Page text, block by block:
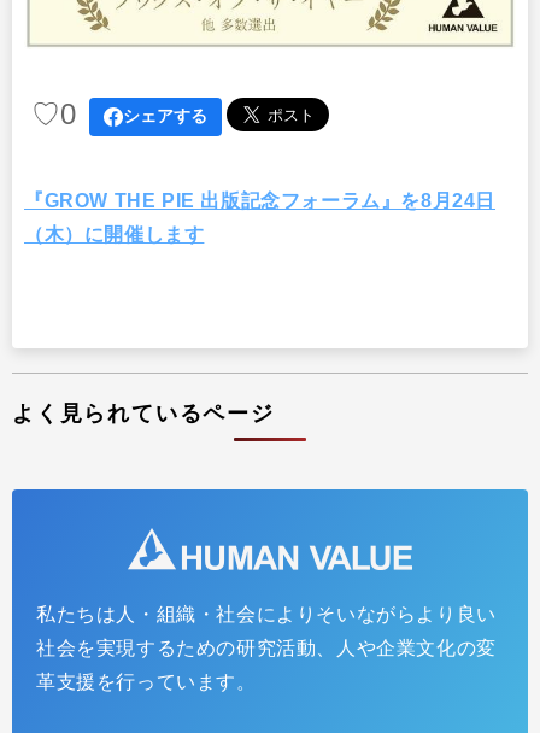
♡0 シェアする
『GROW THE PIE 出版記念フォーラム』を8月24日
（木）に開催します
よく見られているページ
私たちは人・組織・社会によりそいながらより良い
社会を実現するための研究活動、人や企業文化の変
革支援を行っています。